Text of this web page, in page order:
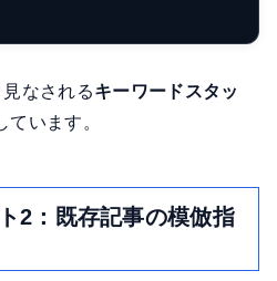
なされるキーワードスタッ
ています。
2：既存記事の模倣指